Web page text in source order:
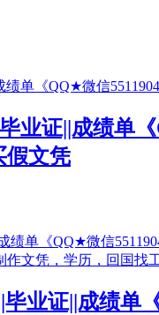
业证||成绩单
假文凭
业证||成绩单